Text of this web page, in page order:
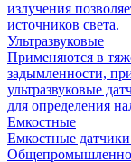
излучения
источников света.
Ультразвуковые
Применяются в
задымленности,
ультразвуковые
для определения
Емкостные
Емкостные